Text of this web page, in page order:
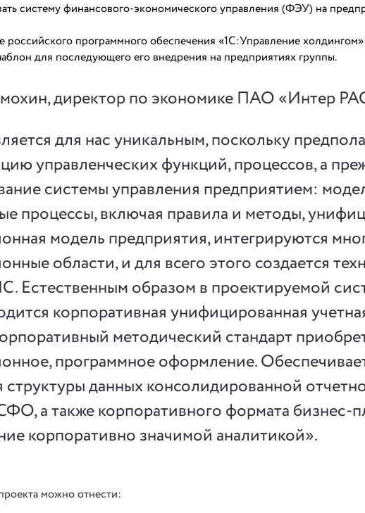
систему финансового-экономического управления (ФЭУ) на
российского программного обеспечения «1С:Управление
для последующего его внедрения на предприятиях группы.
директор по экономике ПАО «Интер
для нас уникальным, поскольку
управленческих функций, процессов, а
системы управления предприятием:
процессы, включая правила и методы,
модель предприятия, интегрируются
области, и для всего этого создается
Естественным образом в проектируемой
корпоративная унифицированная
методический стандарт
программное оформление.
структуры данных консолидированной
а также корпоративного формата бизнес-
корпоративно значимой аналитикой».
можно отнести: